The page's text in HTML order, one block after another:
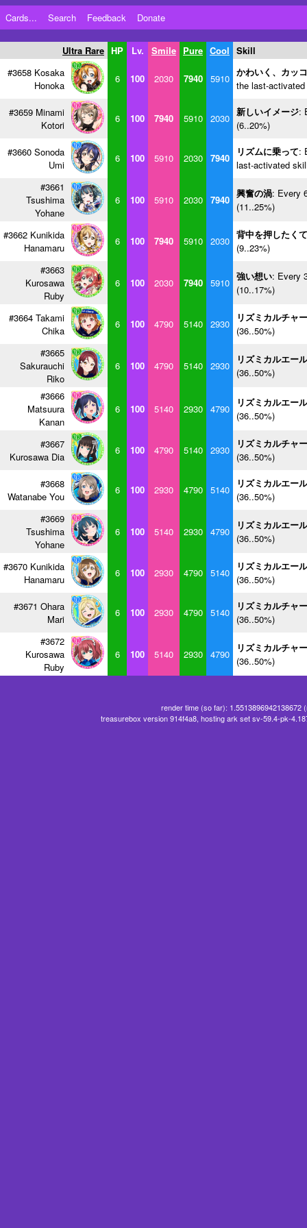
Cards... Search Feedback Donate
Ultra Rare HP Lv. Smile Pure Cool Skill
#3658 Kosaka
Honoka
6 100 2030 7940 5910
かわいく、カッ
the last-
#3659 Minami
Kotori
6 100 7940 5910 2030
新しいイメージ:
(6..20%)
#3660 Sonoda
Umi
6 100 5910 2030 7940
リズムに乗って:
last-activated
#3661
Tsushima
Yohane
6 100 5910 2030 7940
興奮の渦: Every
(11..25%)
#3662 Kunikida
Hanamaru
6 100 7940 5910 2030
背中を押したくて
(9..23%)
#3663
Kurosawa
Ruby
6 100 2030 7940 5910
強い想い: Every
(10..17%)
#3664 Takami
Chika
6 100 4790 5140 2930
リズミカルチャ
(36..50%)
#3665
Sakurauchi
Riko
6 100 4790 5140 2930
リズミカルエール
(36..50%)
#3666
Matsuura
Kanan
6 100 5140 2930 4790
リズミカルエール
(36..50%)
#3667
Kurosawa Dia
6 100 4790 5140 2930
リズミカルチャ
(36..50%)
#3668
Watanabe You
6 100 2930 4790 5140
リズミカルエール
(36..50%)
#3669
Tsushima
Yohane
6 100 5140 2930 4790
リズミカルエール
(36..50%)
#3670 Kunikida
Hanamaru
6 100 2930 4790 5140
リズミカルエール
(36..50%)
#3671 Ohara
Mari
6 100 2930 4790 5140
リズミカルチャ
(36..50%)
#3672
Kurosawa
Ruby
6 100 5140 2930 4790
リズミカルチャ
(36..50%)
render time (so far): 1.5513896942138672
treasurebox version 914f4a8, hosting ark set sv-59.4-pk-